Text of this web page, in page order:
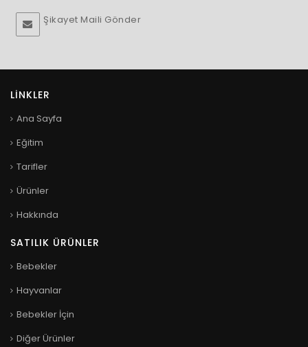
Şikayet Maili Gönder
LINKLER
Ana Sayfa
Eğitim
Tarifler
Ürünler
Hakkında
SATILIK ÜRÜNLER
Bebekler
Hayvanlar
Bebekler İçin
Diğer Ürünler